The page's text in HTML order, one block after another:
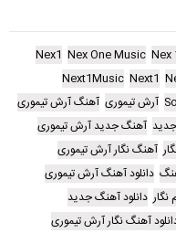
Nex
Nex One Music
Nex1
Next1
Next1Music
آرش تیموری آهنگ آرش تیموری
آهنگ جدید آرش تیموری
آهنگ نگار آرش تیموری
دانلود آهنگ آرش تیموری
دانلود آهنگ جدید
آهنگ نگار آرش تیموری